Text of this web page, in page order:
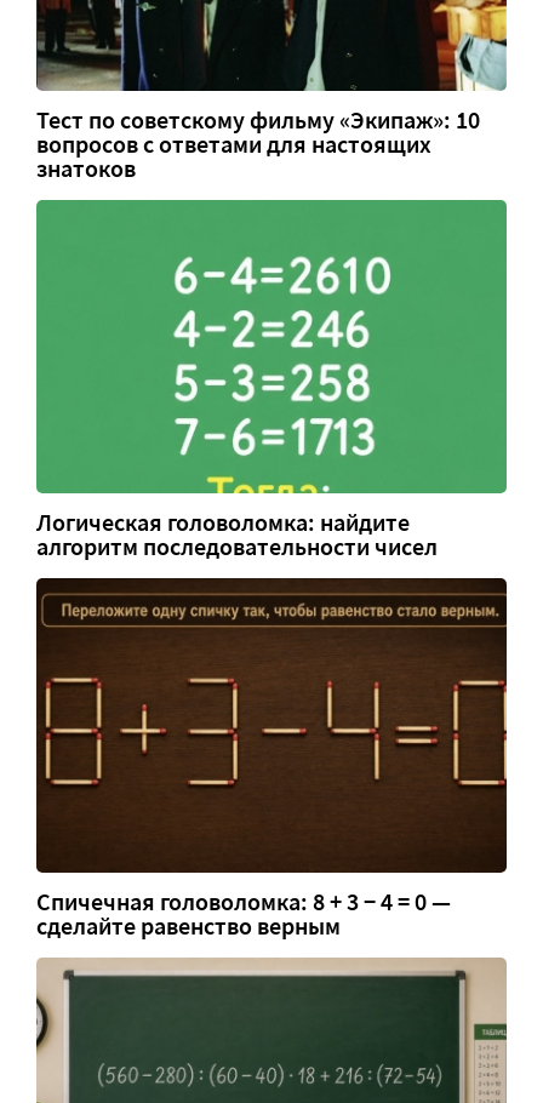
Тест по советскому фильму «Экипаж»: 10
вопросов с ответами для настоящих
знатоков
Логическая головоломка: найдите
алгоритм последовательности чисел
Спичечная головоломка: 8 + 3 − 4 = 0 —
сделайте равенство верным